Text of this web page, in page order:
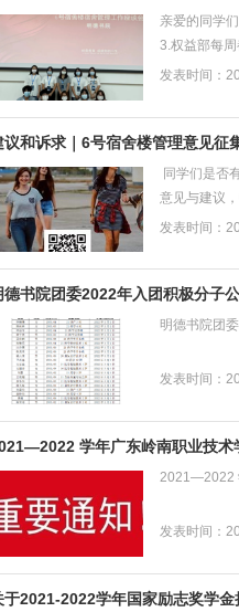
亲爱的同学
3.权益部每
发表时间：
议和诉求｜6号宿舍楼管理意见征
同学们‎是否
意见与建议
发表时间：
德书院团委2022年入团积极分子
明德书院团
发表时间：
学年广东岭南职业技术
2021—2022
发表时间：
于2021-2022学年国家励志奖学